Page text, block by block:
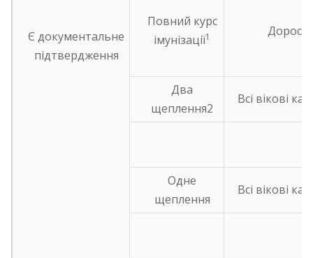
Є документальне
підтвердження
Повний курс
імунізації1 Дорослі
Два
щеплення2
Всі вікові
Одне
щеплення
Всі вікові